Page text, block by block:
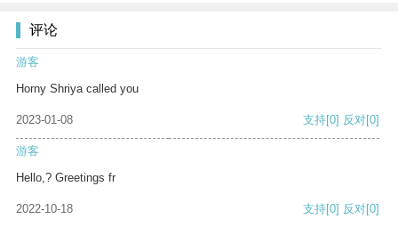
评论
游客
Horny Shriya called you
2023-01-08 支持[0] 反对[0]
游客
Hello,? Greetings fr
2022-10-18 支持[0] 反对[0]